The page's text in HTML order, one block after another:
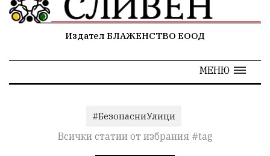
Издател БЛАЖЕНСТВО ЕООД
МЕНЮ
#БезопасниУлици
Всички статии от избрания #tag